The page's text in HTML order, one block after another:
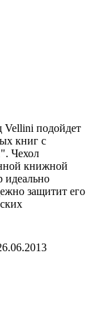
Vellini подойдет
книг с
Чехол
книжной
идеально
защитит его